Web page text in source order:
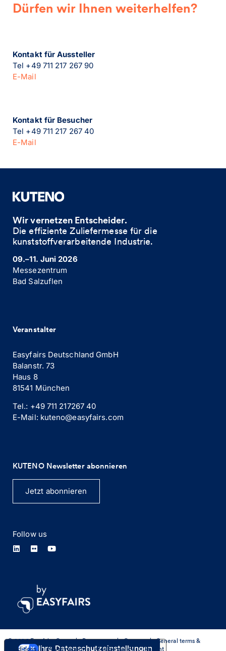
Dürfen wir Ihnen weiterhelfen?
Kontakt für Aussteller
Tel +49 711 217 267 90
E-Mail
Kontakt für Besucher
Tel +49 711 217 267 40
E-Mail
Wir vernetzen Entscheider.
Die effiziente Zuliefermesse für die
kunststoffverarbeitende Industrie. ​
09.–11. Juni 2026
Messezentrum
Bad Salzuflen
Veranstalter
Easyfairs Deutschland GmbH
Balanstr. 73
Haus 8
81541 München
Tel.: +49 711 217267 40
E-Mail: kuteno@easyfairs.com
KUTENO Newsletter abonnieren
Jetzt abonnieren
Follow us
© 2026 Easyfairs Group|Press room|Careers|General terms &
conditions |Privacy policy|Cookie policy|Imprint
Ihre Datenschutzeinstellungen